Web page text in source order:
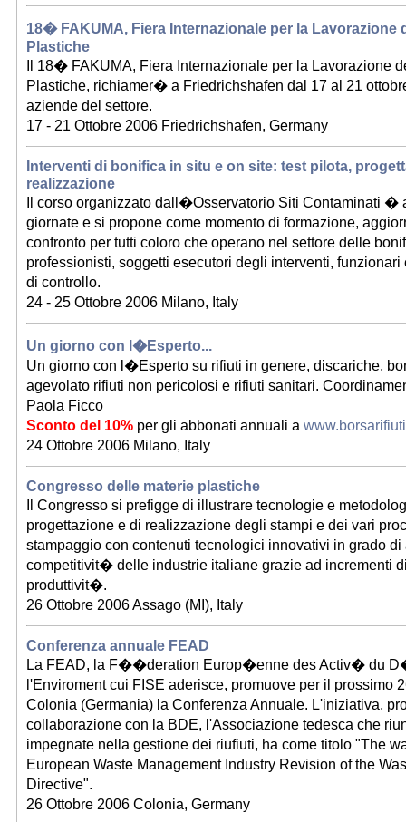
18� FAKUMA, Fiera Internazionale per la Lavorazione
Plastiche
Il 18� FAKUMA, Fiera Internazionale per la Lavorazione
Plastiche, richiamer� a Friedrichshafen dal 17 al 21
aziende del settore.
17 - 21 Ottobre 2006 Friedrichshafen, Germany
Interventi di bonifica in situ e on site: test pilota,
realizzazione
Il corso organizzato dall�Osservatorio Siti Contaminati �
giornate e si propone come momento di formazione,
confronto per tutti coloro che operano nel settore delle
professionisti, soggetti esecutori degli interventi,
di controllo.
24 - 25 Ottobre 2006 Milano, Italy
Un giorno con l�Esperto...
Un giorno con l�Esperto su rifiuti in genere, discariche,
agevolato rifiuti non pericolosi e rifiuti sanitari.
Paola Ficco
Sconto del 10% per gli abbonati annuali a
24 Ottobre 2006 Milano, Italy
Congresso delle materie plastiche
Il Congresso si prefigge di illustrare tecnologie e
progettazione e di realizzazione degli stampi e dei vari
stampaggio con contenuti tecnologici innovativi in grado di
competitivit� delle industrie italiane grazie ad incrementi
produttivit�.
26 Ottobre 2006 Assago (MI), Italy
Conferenza annuale FEAD
La FEAD, la F��deration Europ�enne des Activ� du
l'Enviroment cui FISE aderisce, promuove per il prossimo
Colonia (Germania) la Conferenza Annuale. L'iniziativa,
collaborazione con la BDE, l'Associazione tedesca che
impegnate nella gestione dei riufiuti, ha come titolo "The
European Waste Management Industry Revision of the
Directive".
26 Ottobre 2006 Colonia, Germany